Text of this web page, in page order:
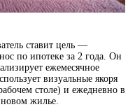
ставит цель —
по ипотеке за 2 года. Он
ежемесячное
визуальные якоря
столе) и ежедневно в
новом жилье.